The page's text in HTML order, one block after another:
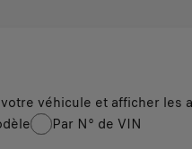
véhicule et afficher les
Par N° de VIN